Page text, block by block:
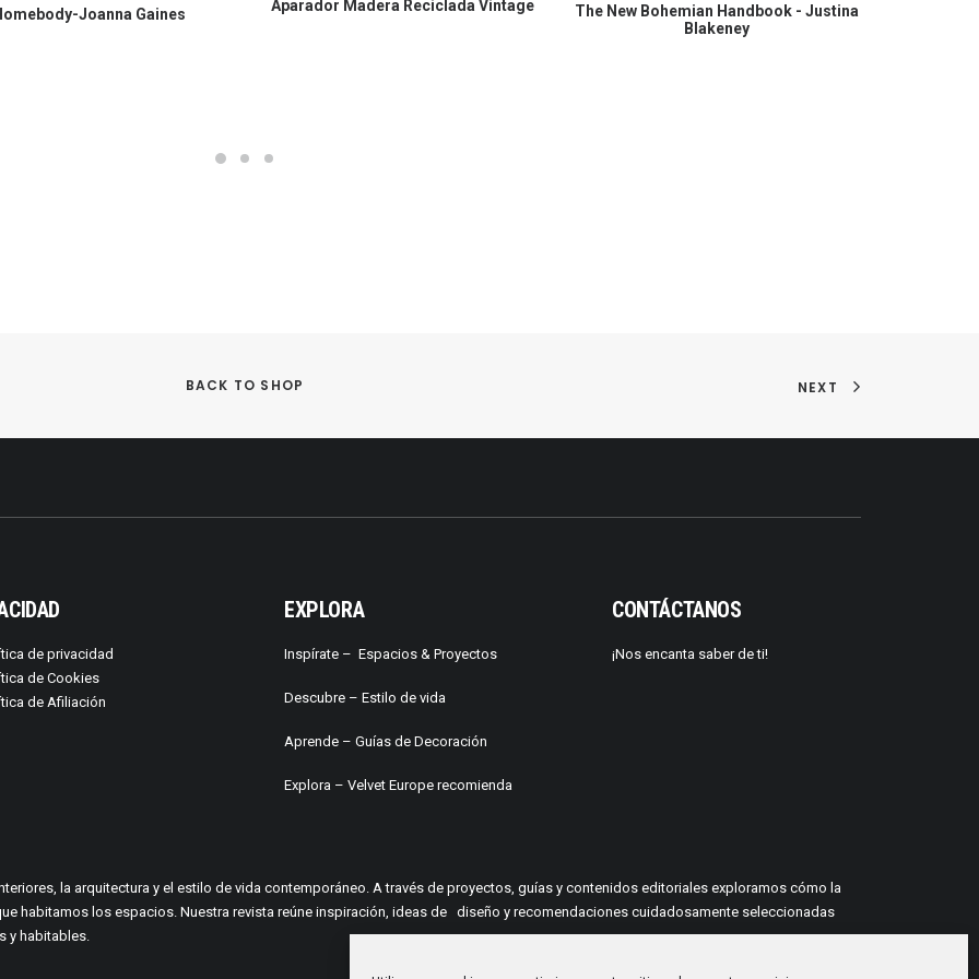
COMPRAR EN AMAZON
Joanna Gaines
Aparador Madera Reciclada Vintage COMPRAR EN AMAZON
The New Bohemian Handbook - Justina
Blakeney
BACK TO SHOP NEXT
de privacidad
de Cookies
de Afiliación
EXPLORA
Inspírate – Espacios & Proyectos
Descubre – Estilo de vida
Aprende – Guías de Decoración
Explora – Velvet Europe recomienda
CONTÁCTANOS
¡Nos encanta saber de ti!
la arquitectura y el estilo de vida contemporáneo. A través de proyectos, guías y contenidos editoriales exploramos cómo la
habitamos los espacios. Nuestra revista reúne inspiración, ideas de diseño y recomendaciones cuidadosamente seleccionadas
y habitables.